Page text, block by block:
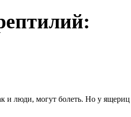
и люди, могут болеть. Но у